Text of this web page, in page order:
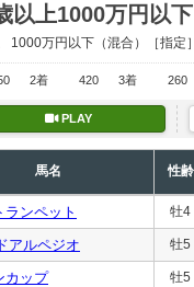
以上1000万円以下
1000万円以下 （混合）［指定
2着 420 3着 260
PLAY
馬名 性齢
ランペット 牡4
アルペジオ 牡5
カップ 牡5